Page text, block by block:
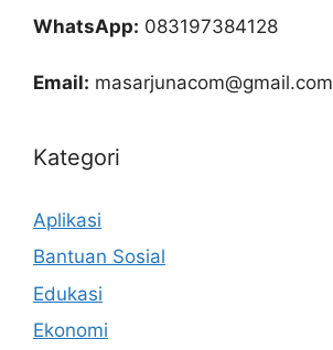
WhatsApp: 083197384128
Email: masarjunacom@gmail.com
Kategori
Aplikasi
Bantuan Sosial
Edukasi
Ekonomi